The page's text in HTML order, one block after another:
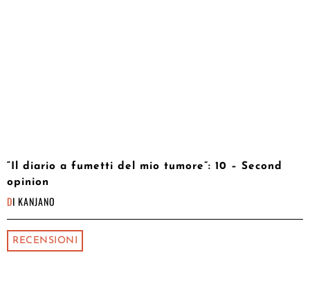
“Il diario a fumetti del mio tumore”: 10 – Second
opinion
DI KANJANO
RECENSIONI